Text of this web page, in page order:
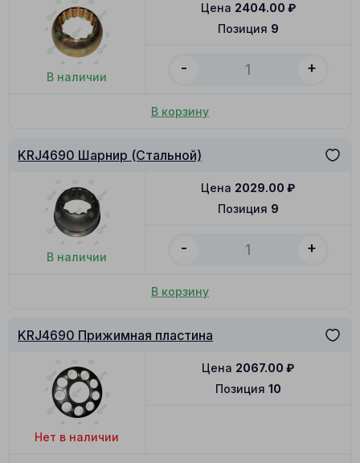
В наличии
Позиция 9
Цена 2404.00 ₽
- +
В корзину
KRJ4690 Шарнир (Стальной)
В наличии
Позиция 9
Цена 2029.00 ₽
- +
В корзину
KRJ4690 Прижимная пластина
Нет в наличии
Позиция 10
Цена 2067.00 ₽